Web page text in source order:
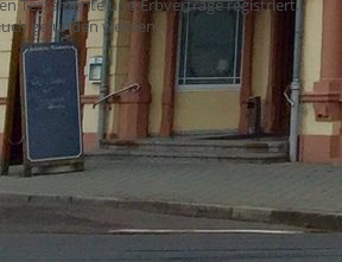
gefunden werden.